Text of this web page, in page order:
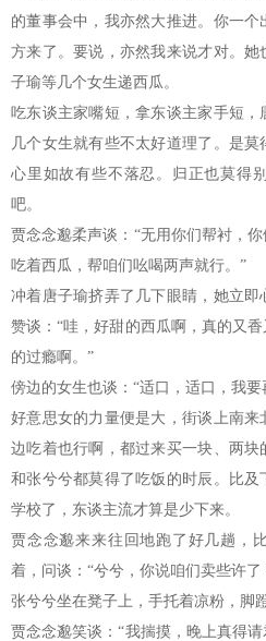
的董事会中，我亦然大推进。你一
方来了。要说，亦然我来说才对。
子瑜等几个女生递西瓜。
吃东谈主家嘴短，拿东谈主家手短
几个女生就有些不太好道理了。是莫
心里如故有些不落忍。归正也莫得
吧。
贾念念邈柔声谈：“无用你们帮衬，
吃着西瓜，帮咱们吆喝两声就行。”
冲着唐子瑜挤弄了几下眼睛，她立即
赞谈：“哇，好甜的西瓜啊，真的又
的过瘾啊。”
傍边的女生也谈：“适口，适口，我要
好意思女的力量便是大，街谈上南
边吃着也行啊，都过来买一块、两
和张兮兮都莫得了吃饭的时辰。比
学校了，东谈主流才算是少下来。
贾念念邈来来往回地跑了好几趟，
着，问谈：“兮兮，你说咱们卖些许了
张兮兮坐在凳子上，手托着凉粉，脚
贾念念邈笑谈：“我揣摸，晚上真得